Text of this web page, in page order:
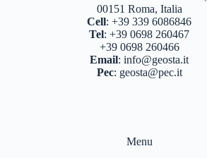
00151 Roma, Italia
Cell:+39 339 6086846
Tel:+39 0698 260467
+39 0698 260466
Email:info@geosta.it
Pec: geosta@pec.it
Menu